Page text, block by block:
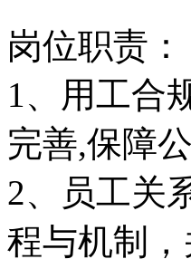
岗位职责：
1、用工合
完善,保障
2、员工关
程与机制